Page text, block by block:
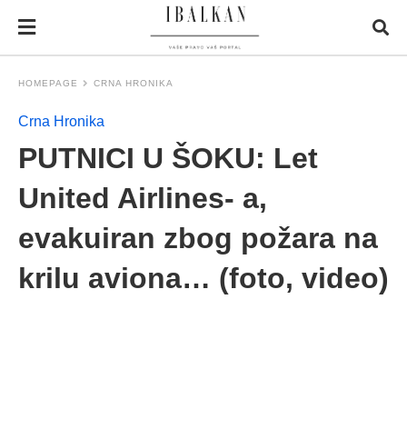
HOMEPAGE CRNA HRONIKA
Crna Hronika
PUTNICI U ŠOKU: Let
United Airlines- a,
evakuiran zbog požara na
krilu aviona… (foto, video)